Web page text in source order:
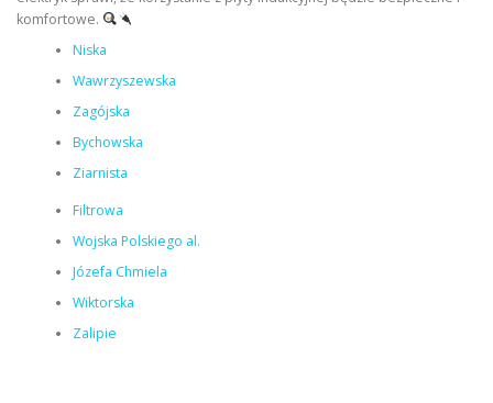
komfortowe.
Niska
Wawrzyszewska
Zagójska
Bychowska
Ziarnista
Filtrowa
Wojska Polskiego al.
Józefa Chmiela
Wiktorska
Zalipie